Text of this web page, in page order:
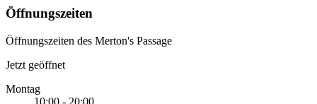
Öffnungszeiten
Öffnungszeiten des Merton's Passage
Jetzt geöffnet
Montag
10:00 - 20:00